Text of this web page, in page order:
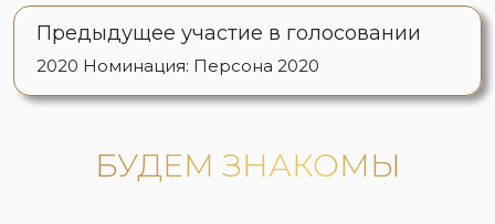
Предыдущее участие в голосовании
2020 Номинация: Персона 2020
БУДЕМ ЗНАКОМЫ